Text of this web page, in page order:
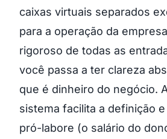
caixas virtuais separados
para a operação da
rigoroso de todas as
você passa a ter clareza
que é dinheiro do negócio.
sistema facilita a definição
pró-labore (o salário do